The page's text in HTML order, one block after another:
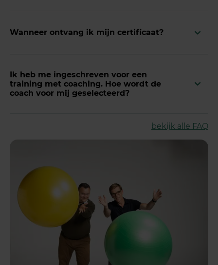
Wanneer ontvang ik mijn certificaat?
Ik heb me ingeschreven voor een
training met coaching. Hoe wordt de
coach voor mij geselecteerd?
bekijk alle FAQ